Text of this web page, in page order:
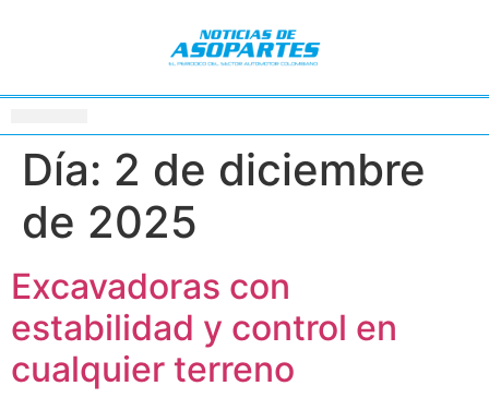
Día: 2 de diciembre
de 2025
Excavadoras con
estabilidad y control en
cualquier terreno